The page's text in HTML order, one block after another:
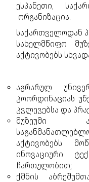
ესპანეთი,
ორგანიზაცია.
საქართველოდან
სახელმწიფო
აქტივობებს
აგრარულ
კოორდინაციას
კვლევებსა და
მუზეუმი
აქტივობებს
ინოვაციური
ჩართულობით;
ქმნის